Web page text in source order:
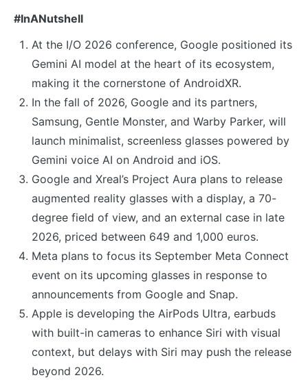
#InANutshell
At the I/O 2026 conference, Google positioned its
Gemini AI model at the heart of its ecosystem,
making it the cornerstone of AndroidXR.
In the fall of 2026, Google and its partners,
Samsung, Gentle Monster, and Warby Parker, will
launch minimalist, screenless glasses powered by
Gemini voice AI on Android and iOS.
Google and Xreal’s Project Aura plans to release
augmented reality glasses with a display, a 70-
degree field of view, and an external case in late
2026, priced between 649 and 1,000 euros.
Meta plans to focus its September Meta Connect
event on its upcoming glasses in response to
announcements from Google and Snap.
Apple is developing the AirPods Ultra, earbuds
with built-in cameras to enhance Siri with visual
context, but delays with Siri may push the release
beyond 2026.